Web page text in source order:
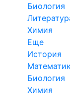
Биология
Химия
Еще
История
Биология
Химия